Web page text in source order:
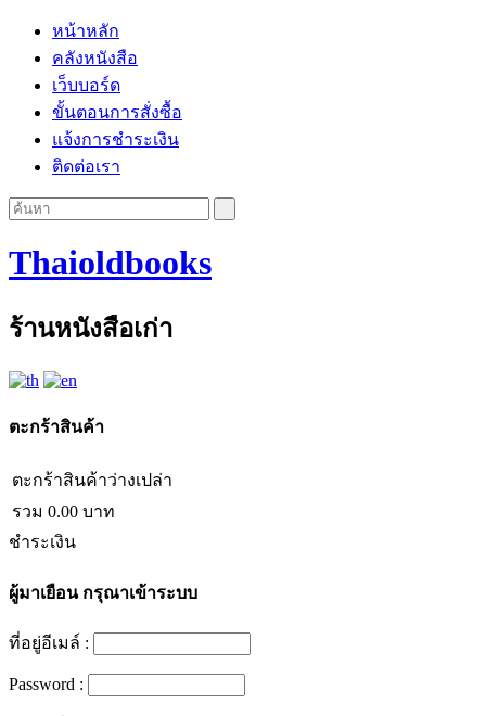
หน้าหลัก
คลังหนังสือ
เว็บบอร์ด
ขั้นตอนการสั่งซื้อ
แจ้งการชำระเงิน
ติดต่อเรา
Thaioldbooks
ร้านหนังสือเก่า
ตะกร้าสินค้า
ตะกร้าสินค้าว่างเปล่า
รวม 0.00 บาท
ชำระเงิน
ผู้มาเยือนกรุณาเข้าระบบ
ที่อยู่อีเมล์ :
Password :